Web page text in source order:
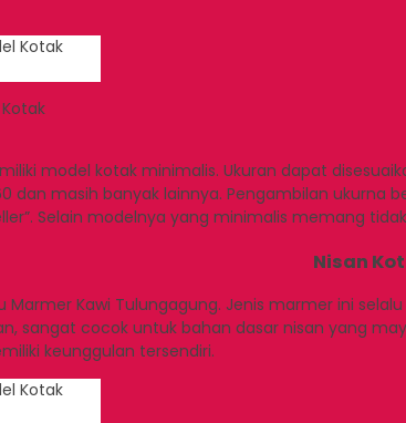
model kotak minimalis. Ukuran dapat
dan masih banyak lainnya. Pengambilan
Selain modelnya yang minimalis memang
Nisan
Marmer Kawi Tulungagung. Jenis marmer ini
sangat cocok untuk bahan dasar nisan yang
keunggulan tersendiri.